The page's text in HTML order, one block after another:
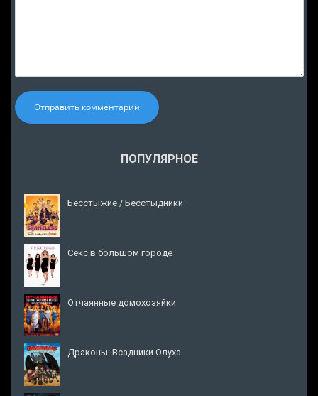
Отправить комментарий
ПОПУЛЯРНОЕ
Бесстыжие / Бесстыдники
Секс в большом городе
Отчаянные домохозяйки
Драконы: Всадники Олуха